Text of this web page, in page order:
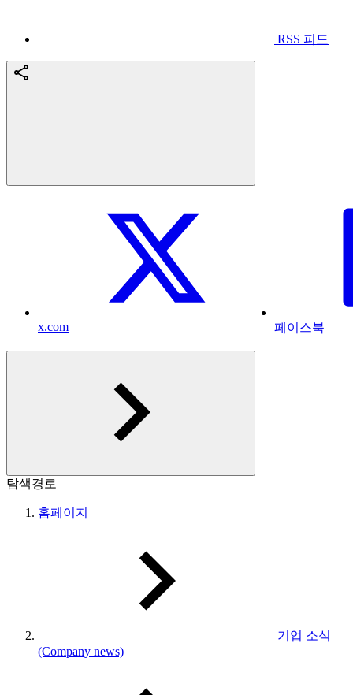
RSS 피드
x.com 페이스북
탐색경로
홈페이지
기업 소식
(Company news)